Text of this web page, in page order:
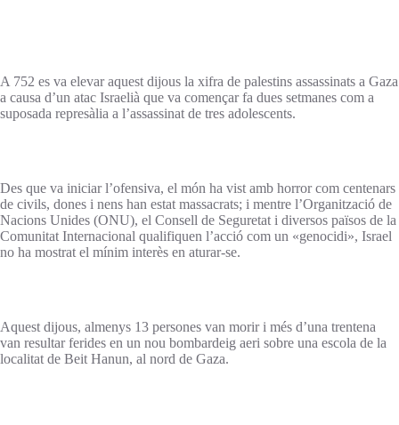
A 752 es va elevar aquest dijous la xifra de palestins assassinats a Gaza
a causa d’un atac Israelià que va començar fa dues setmanes com a
suposada represàlia a l’assassinat de tres adolescents.
Des que va iniciar l’ofensiva, el món ha vist amb horror com centenars
de civils, dones i nens han estat massacrats; i mentre l’Organització de
Nacions Unides (ONU), el Consell de Seguretat i diversos països de la
Comunitat Internacional qualifiquen l’acció com un «genocidi», Israel
no ha mostrat el mínim interès en aturar-se.
Aquest dijous, almenys 13 persones van morir i més d’una trentena
van resultar ferides en un nou bombardeig aeri sobre una escola de la
localitat de Beit Hanun, al nord de Gaza.